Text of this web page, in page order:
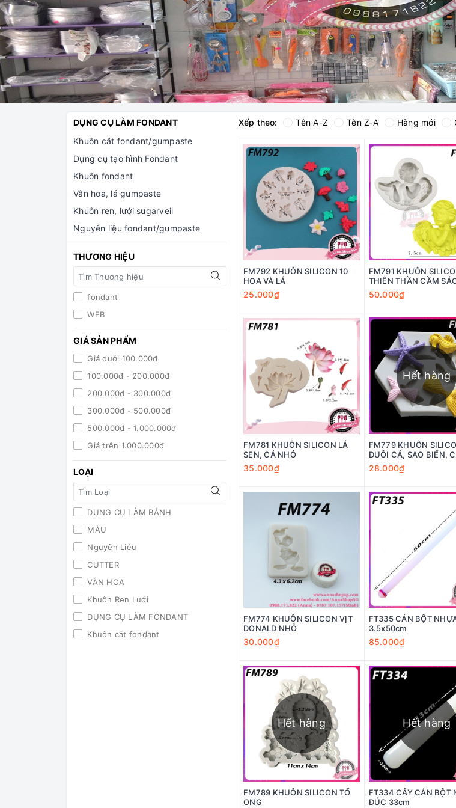
DỤNG CỤ LÀM FONDANT
Khuôn cắt fondant/gumpaste
Dụng cụ tạo hình Fondant
Khuôn fondant
Vân hoa, lá gumpaste
Khuôn ren, lưới sugarveil
Nguyên liệu fondant/gumpaste
THƯƠNG HIỆU
fondant
WEB
GIÁ SẢN PHẨM
Giá dưới 100.000đ
100.000đ - 200.000đ
200.000đ - 300.000đ
300.000đ - 500.000đ
500.000đ - 1.000.000đ
Giá trên 1.000.000đ
LOẠI
DỤNG CỤ LÀM BÁNH
MÀU
Nguyên Liệu
CUTTER
VÂN HOA
Khuôn Ren Lưới
DỤNG CỤ LÀM FONDANT
Khuôn cắt fondant
Xếp theo: Tên A-Z Tên Z-A Hàng mới
FM792 KHUÔN SILICON 10
HOA VÀ LÁ
25.000₫
FM791 KHUÔN
THIÊN THẦN CẦM
50.000₫
FM781 KHUÔN SILICON LÁ
SEN, CÁ NHỎ
35.000₫
Hết hàng
FM779 KHUÔN
ĐUÔI CÁ, SAO BIỂN,
NGỰA
28.000₫
FM774 KHUÔN SILICON VỊT
DONALD NHỎ
30.000₫
FT335 CÁN BỘT
3.5x50cm
85.000₫
Hết hàng
FM789 KHUÔN SILICON TỔ
ONG
Hết hàng
FT334 CÂY CÁN BỘT
ĐÚC 33cm